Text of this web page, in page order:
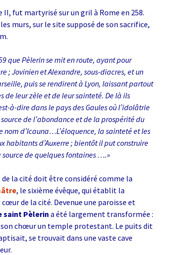
II, fut martyrisé sur un gril à Rome en 258.
murs, sur le site supposé de son sacrifice,
que Pèlerin se mit en route, ayant pour
; Jovinien et Alexandre, sous-diacres, et un
puis se rendirent à Lyon, laissant partout
de leur zèle et de leur sainteté. De là ils
à-dire dans le pays des Gaules où l’idolâtrie
de l’abondance et de la prospérité du
nom d’Icauna…L’éloquence, la sainteté et les
habitants d’Auxerre ; bientôt il put construire
source de quelques fontaines ….»
la cité doit être considéré comme la
, le sixième évêque, qui établit la
de la cité. Devenue une paroisse et
saint Pèlerina été largement transformée :
chœur un temple protestant. Le puits dit
se trouvait dans une vaste cave